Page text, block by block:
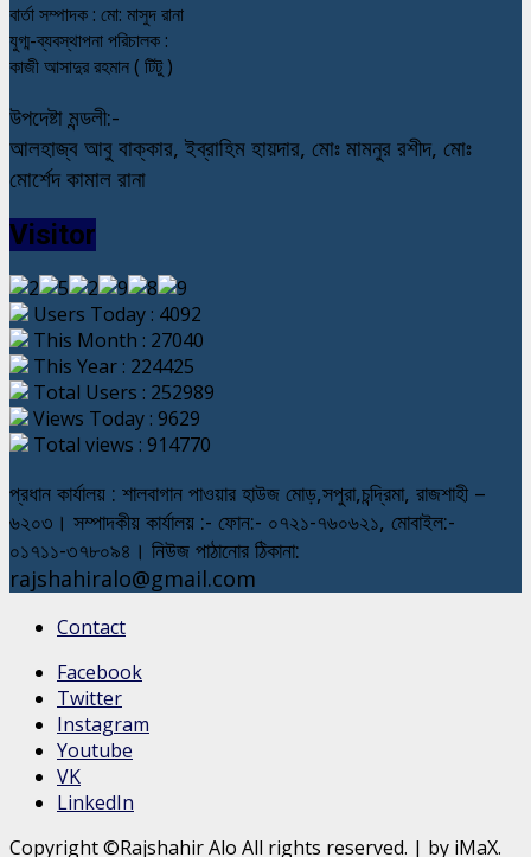
বার্তা সম্পাদক : মো: মাসুদ রানা
যুগ্ম-ব্যবস্থাপনা পরিচালক :
কাজী আসাদুর রহমান ( টিটু )
উপদেষ্টা মন্ডলী:-
আলহাজ্ব আবু বাক্কার, ইব্রাহিম হায়দার, মোঃ মামনুর রশীদ, মোঃ
মোর্শেদ কামাল রানা
Visitor
Users Today : 4092
This Month : 27040
This Year : 224425
Total Users : 252989
Views Today : 9629
Total views : 914770
প্রধান কার্যালয় : শালবাগান পাওয়ার হাউজ মোড়,সপুরা,চন্দ্রিমা, রাজশাহী –
৬২০৩। সম্পাদকীয় কার্যালয় :- ফোন:- ০৭২১-৭৬০৬২১, মোবাইল:-
০১৭১১-৩৭৮০৯৪। নিউজ পাঠানোর ঠিকানা:
rajshahiralo@gmail.com
Contact
Facebook
Twitter
Instagram
Youtube
VK
LinkedIn
Copyright ©Rajshahir Alo All rights reserved. | by iMaX.